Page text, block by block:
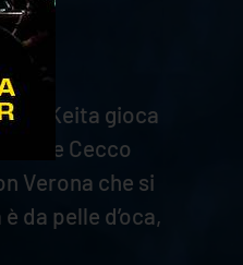
Keita gioca
De Cecco
Verona che si
da pelle d’oca,